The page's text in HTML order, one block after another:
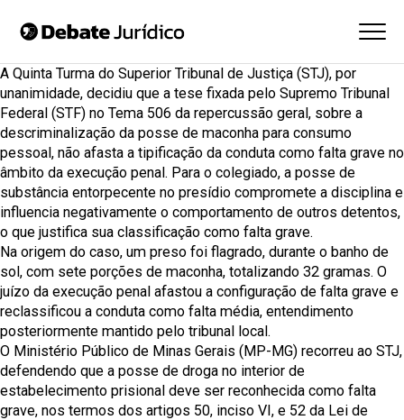
A Quinta Turma do Superior Tribunal de Justiça (STJ), por
unanimidade, decidiu que a tese fixada pelo Supremo Tribunal
Federal (STF) no Tema 506 da repercussão geral, sobre a
descriminalização da posse de maconha para consumo
pessoal, não afasta a tipificação da conduta como falta grave no
âmbito da execução penal. Para o colegiado, a posse de
substância entorpecente no presídio compromete a disciplina e
influencia negativamente o comportamento de outros detentos,
o que justifica sua classificação como falta grave.
Na origem do caso, um preso foi flagrado, durante o banho de
sol, com sete porções de maconha, totalizando 32 gramas. O
juízo da execução penal afastou a configuração de falta grave e
reclassificou a conduta como falta média, entendimento
posteriormente mantido pelo tribunal local.
O Ministério Público de Minas Gerais (MP-MG) recorreu ao STJ,
defendendo que a posse de droga no interior de
estabelecimento prisional deve ser reconhecida como falta
grave, nos termos dos artigos 50, inciso VI, e 52 da Lei de